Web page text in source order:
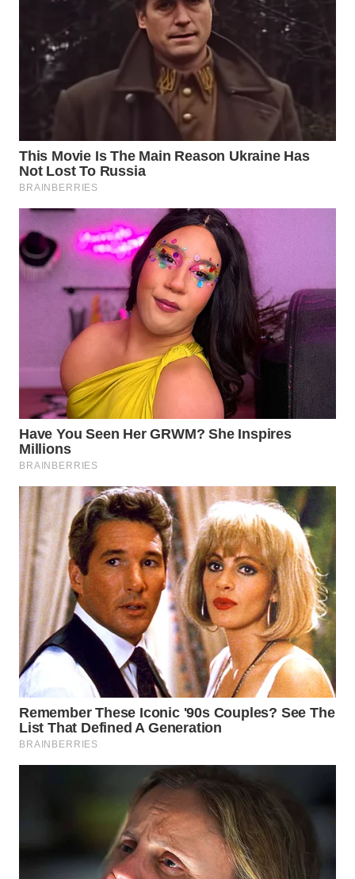
WN
BINTAN
WN
WN
LIKUPANG
WN
LABUANBAJO
WN
BORNEO
WAHANA
NEWS
WAHANA
TANI
WAHANA
ADVOKAT
WAHANA
INFRASTRUKTUR
WAHANA
KONSUMEN
LISTRIK
WAHANA
WAHANANEWS